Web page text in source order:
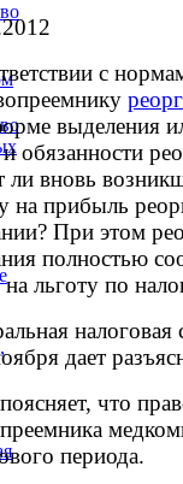
с
выделения
и обязанности
ли вновь
на прибыль
При этом
полностью
на льготу по
дает
что
периода.